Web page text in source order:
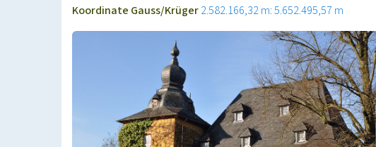
Koordinate Gauss/Krüger2.582.166,32 m: 5.652.495,57 m